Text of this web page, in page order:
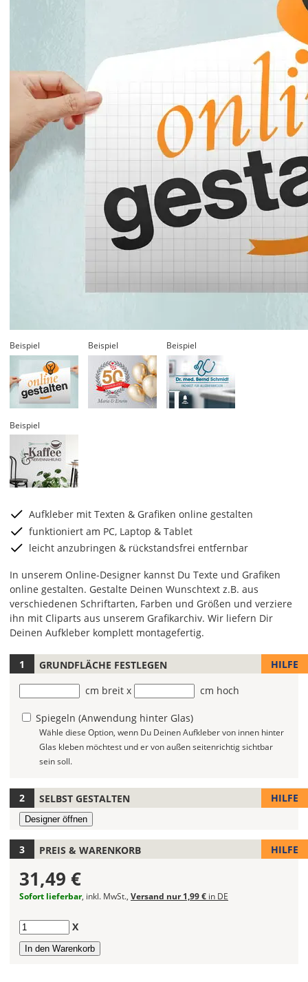
Beispiel Beispiel Beispiel
Beispiel
Aufkleber mit Texten & Grafiken online gestalten
funktioniert am PC, Laptop & Tablet
leicht anzubringen & rückstandsfrei entfernbar
In unserem Online-Designer kannst Du Texte und Grafiken
online gestalten. Gestalte Deinen Wunschtext z.B. aus
verschiedenen Schriftarten, Farben und Größen und verziere
ihn mit Cliparts aus unserem Grafikarchiv. Wir liefern Dir
Deinen Aufkleber komplett montagefertig.
Hier
Du
Größe
Grundfläche
der
Du
im
dritten
Schritt
Design
anlegst.
Wie
viel
Platz
GRUNDFLÄCHE FESTLEGEN HILFE
cm breit x cm hoch
Spiegeln (Anwendung hinter Glas)
Wähle diese Option, wenn Du Deinen Aufkleber von innen hinter
Glas kleben möchtest und er von außen seitenrichtig sichtbar
sein soll.
SELBST GESTALTEN HILFE
PREIS & WARENKORB HILFE
31,49 €
Sofort lieferbar, inkl. MwSt., Versand nur 1,99 € in DE
Anzahl X